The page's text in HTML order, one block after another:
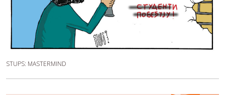
STUPS: MASTERMIND